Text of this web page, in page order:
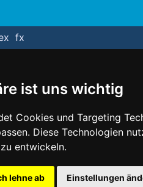
ist uns wichtig
Cookies und Targeting
Diese Technologien
entwickeln.
lehne ab Einstellungen
fx